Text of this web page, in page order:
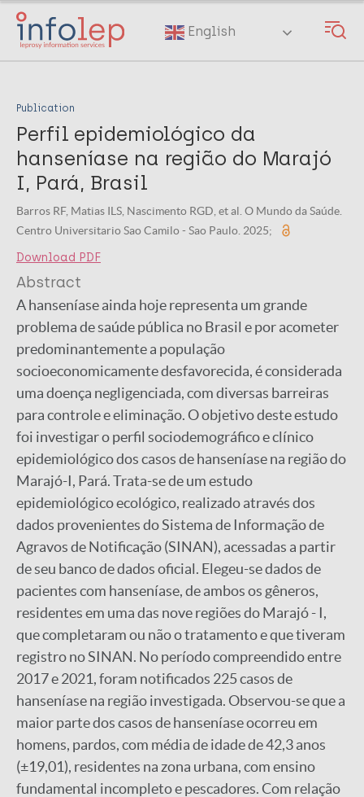
Skip
main
English
Publication
Perfil epidemiológico da
hanseníase na região do Marajó
I, Pará, Brasil
Barros RF, Matias ILS, Nascimento RGD, et al. O Mundo da Saúde.
Centro Universitario Sao Camilo - Sao Paulo. 2025;
Download PDF
Abstract
A hanseníase ainda hoje representa um grande
problema de saúde pública no Brasil e por acometer
predominantemente a população
socioeconomicamente desfavorecida, é considerada
uma doença negligenciada, com diversas barreiras
para controle e eliminação. O objetivo deste estudo
foi investigar o perfil sociodemográfico e clínico
epidemiológico dos casos de hanseníase na região do
Marajó-I, Pará. Trata-se de um estudo
epidemiológico ecológico, realizado através dos
dados provenientes do Sistema de Informação de
Agravos de Notificação (SINAN), acessadas a partir
de seu banco de dados oficial. Elegeu-se dados de
pacientes com hanseníase, de ambos os gêneros,
residentes em uma das nove regiões do Marajó - I,
que completaram ou não o tratamento e que tiveram
registro no SINAN. No período compreendido entre
2017 e 2021, foram notificados 225 casos de
hanseníase na região investigada. Observou-se que a
maior parte dos casos de hanseníase ocorreu em
homens, pardos, com média de idade de 42,3 anos
(±19,01), residentes na zona urbana, com ensino
fundamental incompleto e pescadores. Com relação